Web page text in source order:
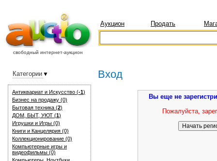
свободный интернет-аукцион
Аукцион Продать
Антиквариат и Искуcство (-1)
Бизнес на продажу (0)
Бытовая техника (2)
ДОМ, БЫТ, УЮТ (1)
Игрушки и Игры (0)
Книги и Канцелярия (0)
Коллекционирование (0)
Компьютерные игры и
видеофильмы (0)
Категории Вход
Вы еще не
Пожалуйста,